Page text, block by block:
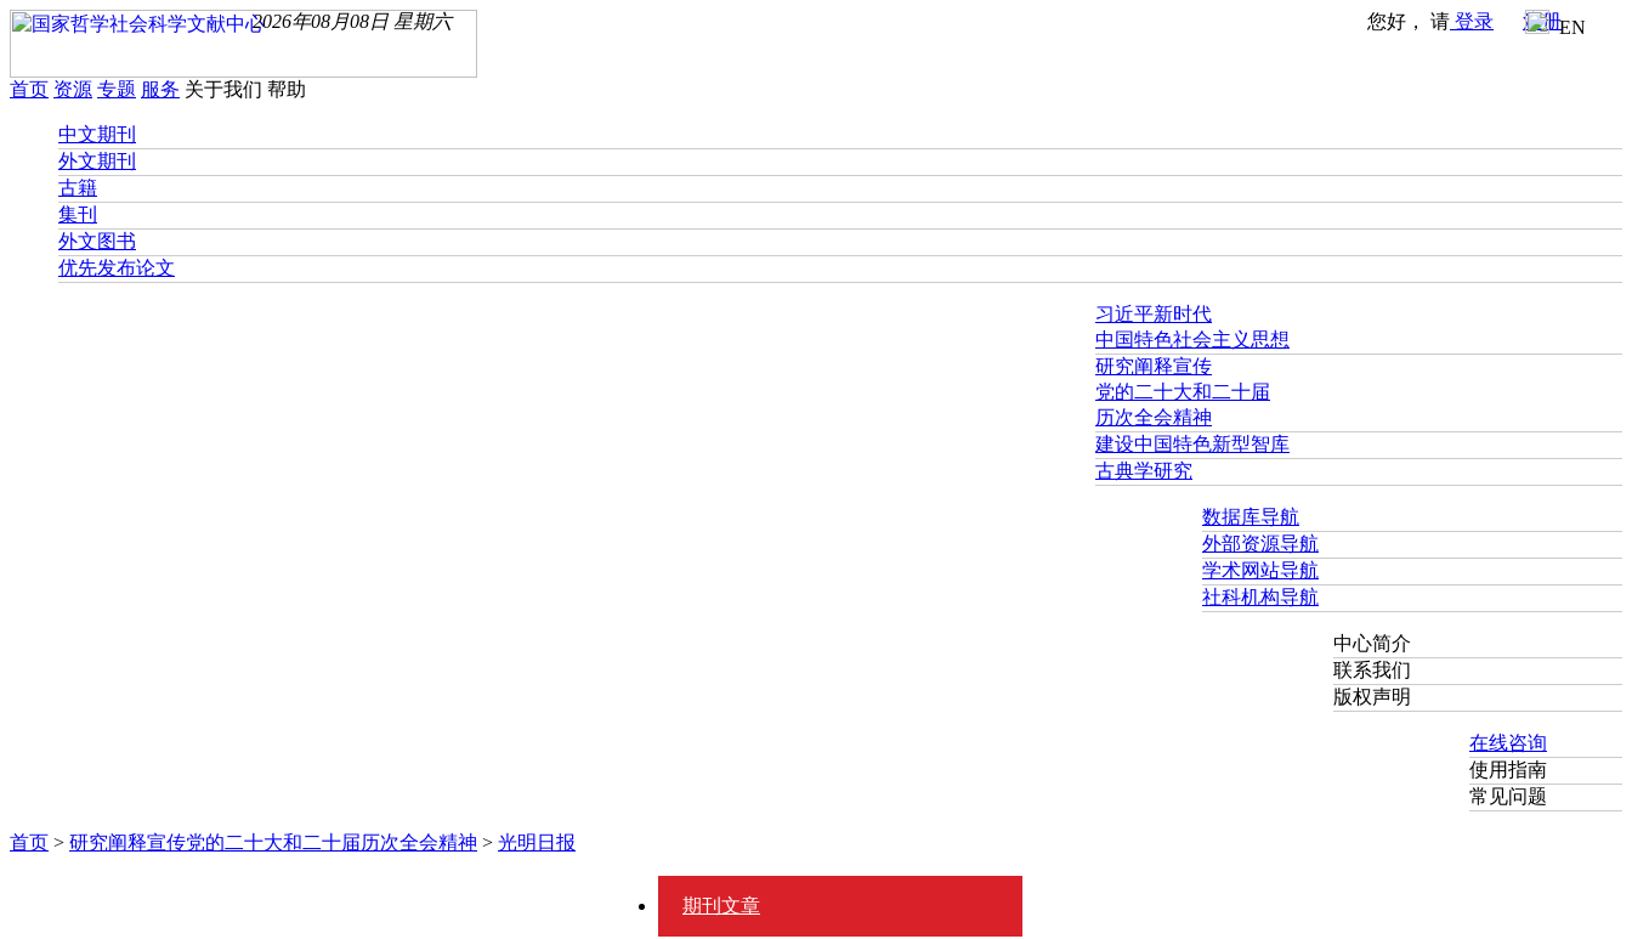
您好， 请 登录 注册EN
2026年08月08日 星期六
首页 资源 专题 服务 关于我们 帮助
中文期刊
外文期刊
古籍
集刊
外文图书
优先发布论文
习近平新时代
中国特色社会主义思想
研究阐释宣传
党的二十大和二十届
历次全会精神
建设中国特色新型智库
古典学研究
数据库导航
外部资源导航
学术网站导航
社科机构导航
中心简介
联系我们
版权声明
在线咨询
使用指南
常见问题
首页 > 研究阐释宣传党的二十大和二十届历次全会精神 > 光明日报
期刊文章